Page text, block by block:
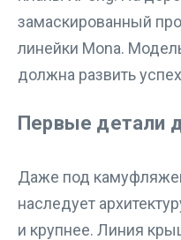
замаскированный
линейки Mona.
должна развить
Первые детали
Даже под
наследует
и крупнее. Линия